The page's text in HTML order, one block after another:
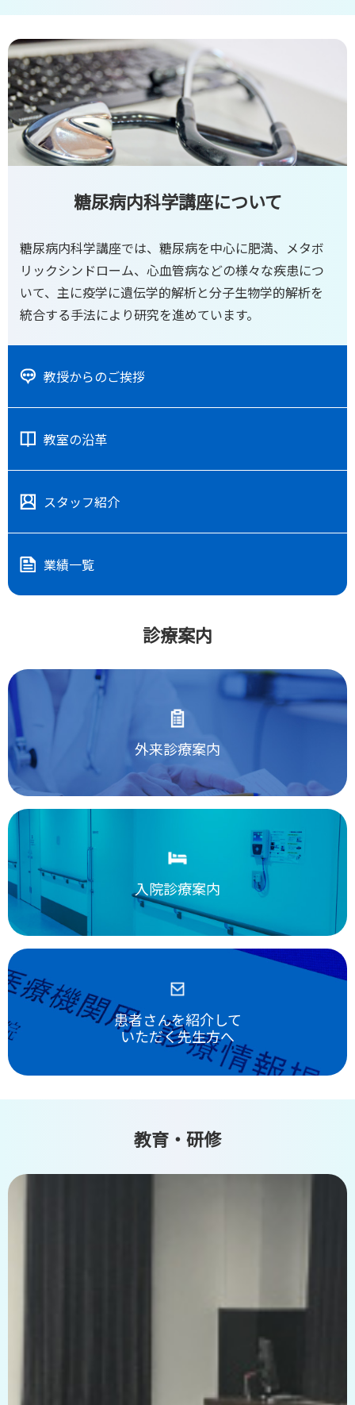
糖尿病内科学講座について
糖尿病内科学講座では、糖尿病を中心に肥満、メタボ
リックシンドローム、心血管病などの様々な疾患につ
いて、主に疫学に遺伝学的解析と分子生物学的解析を
統合する手法により研究を進めています。
教授からのご挨拶
教室の沿革
スタッフ紹介
業績一覧
診療案内
外来診療案内
入院診療案内
患者さんを紹介して
いただく先生方へ
教育・研修